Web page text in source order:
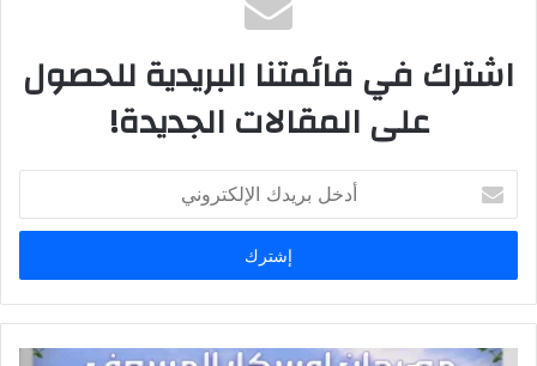
اشترك في قائمتنا البريدية للحصول
على المقالات الجديدة!
بريدك
الإلكتروني